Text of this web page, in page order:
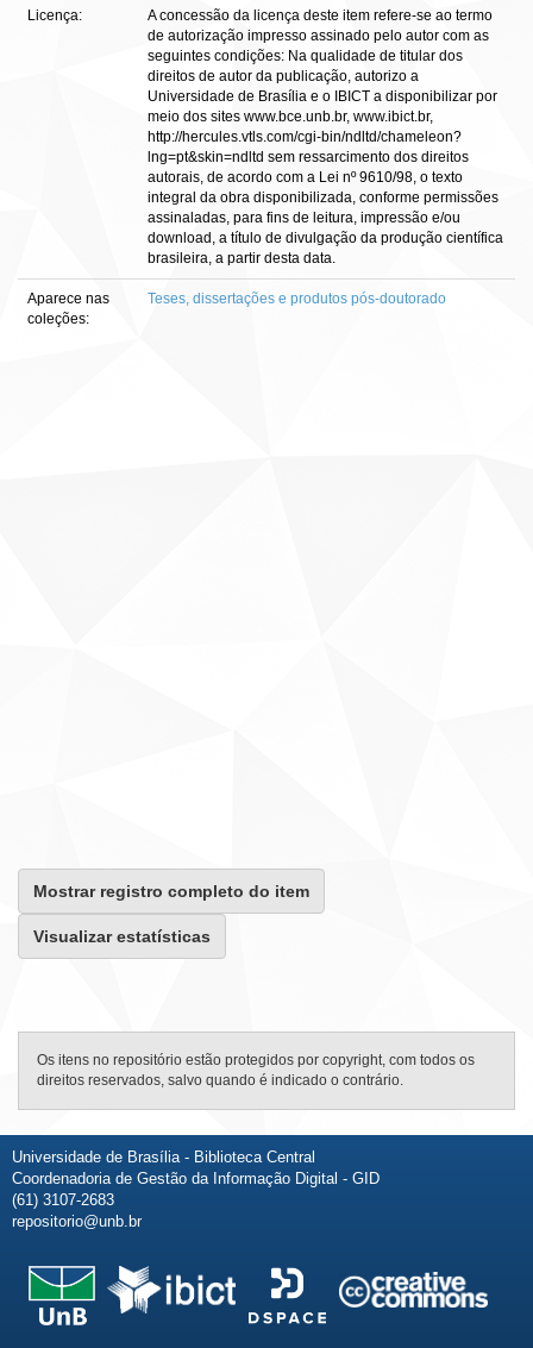
Licença:
A concessão da licença deste item refere-se ao termo
de autorização impresso assinado pelo autor com as
seguintes condições: Na qualidade de titular dos
direitos de autor da publicação, autorizo a
Universidade de Brasília e o IBICT a disponibilizar por
meio dos sites www.bce.unb.br, www.ibict.br,
http://hercules.vtls.com/cgi-bin/ndltd/chameleon?
lng=pt&skin=ndltd sem ressarcimento dos direitos
autorais, de acordo com a Lei nº 9610/98, o texto
integral da obra disponibilizada, conforme permissões
assinaladas, para fins de leitura, impressão e/ou
download, a título de divulgação da produção científica
brasileira, a partir desta data.
Aparece nas
coleções:
Teses, dissertações e produtos pós-doutorado
Mostrar registro completo do item
Visualizar estatísticas
Os itens no repositório estão protegidos por copyright, com todos os
direitos reservados, salvo quando é indicado o contrário.
Universidade de Brasília - Biblioteca Central
Coordenadoria de Gestão da Informação Digital - GID
(61) 3107-2683
repositorio@unb.br